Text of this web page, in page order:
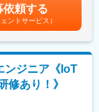
おいて、国内トッ
ます。安定した事
る環境です。
るメーカーとし
製品が使用されて
しています。
内でも限られてお
に使用されるビジ
ションでは特に、規
分野を中心にご担
けるポジションで
的に身につけて頂
定手当を含めた表記
依頼する
ェントサービス）
ンジニア《IoT
修あり！》